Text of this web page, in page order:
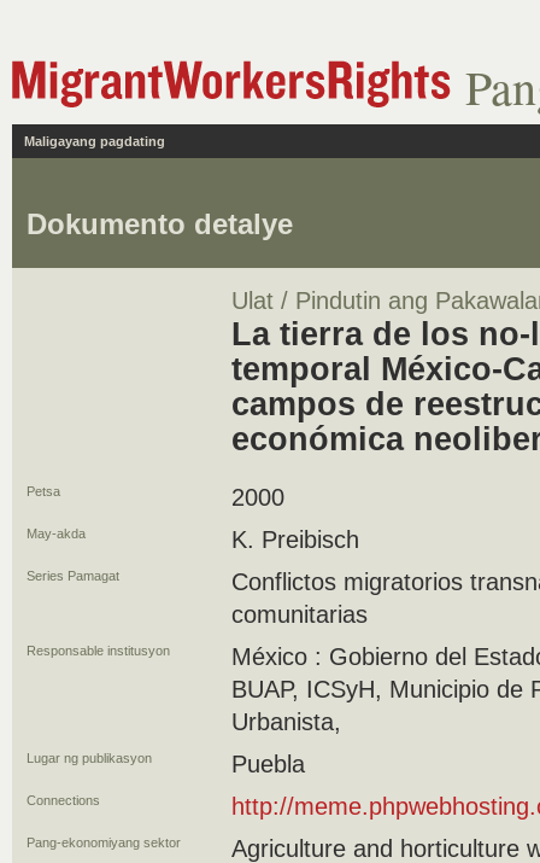
Maligayang pagdating
Dokumento detalye
Ulat / Pindutin ang
La tierra de los
temporal México-
campos de
económica
Petsa 2000
May-akda K. Preibisch
Series Pamagat
Conflictos migratorios
comunitarias
Responsable institusyon
México : Gobierno del
BUAP, ICSyH, Municipio de
Urbanista,
Lugar ng publikasyon Puebla
Connections http://
Pang-ekonomiyang sektor
Agriculture and horticulture